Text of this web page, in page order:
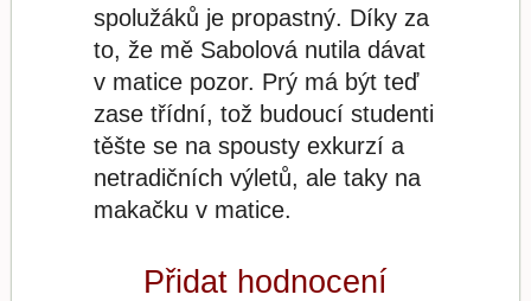
spolužáků je propastný. Díky za
to, že mě Sabolová nutila dávat
v matice pozor. Prý má být teď
zase třídní, tož budoucí studenti
těšte se na spousty exkurzí a
netradičních výletů, ale taky na
makačku v matice.
Přidat hodnocení